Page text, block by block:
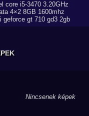
core i5-3470 3.20GHz
4×2 8GB 1600mhz
geforce gt 710 gd3 2gb
Nincsenek képek